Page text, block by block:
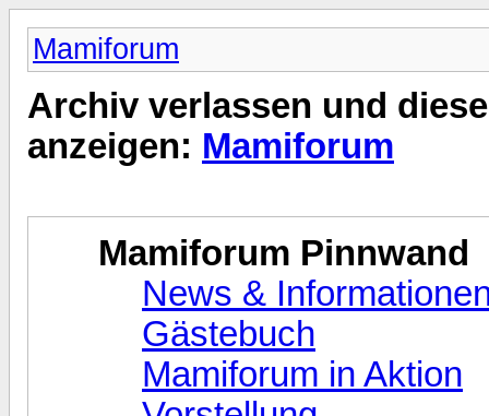
Mamiforum
Archiv verlassen und
anzeigen: Mamiforum
Mamiforum Pinnwand
News &
Gästebuch
Mamiforum in Aktion